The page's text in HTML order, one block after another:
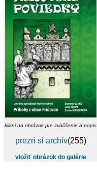
klikni na obrázok pre zväčšenie a popis
prezri si archív(255)
vložiť obrázok do galérie